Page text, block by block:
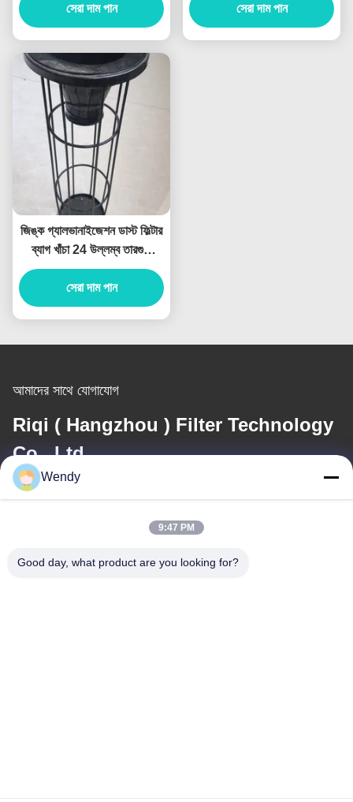
সেরা দাম পান
সেরা দাম পান
জিঙ্ক গ্যালভানাইজেশন ডাস্ট ফিল্টার
ব্যাগ খাঁচা 24 উল্লম্ব তারগুলি
ISO9001 2008 প্রত্যয়িত
সেরা দাম পান
আমাদের সাথে যোগাযোগ
Riqi ( Hangzhou ) Filter Technology
Co., Ltd.
ই-মেইল
wendy@hzriqi.com
Wendy
9:47 PM
Good day, what product are you looking for?